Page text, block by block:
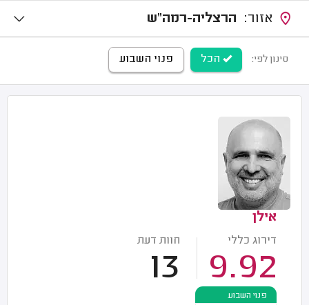
הרצליה-רמה"ש
סינון לפי: הכל פנוי השבוע
אילן
דירוג כללי
9.92
חוות דעת
13
פנוי השבוע